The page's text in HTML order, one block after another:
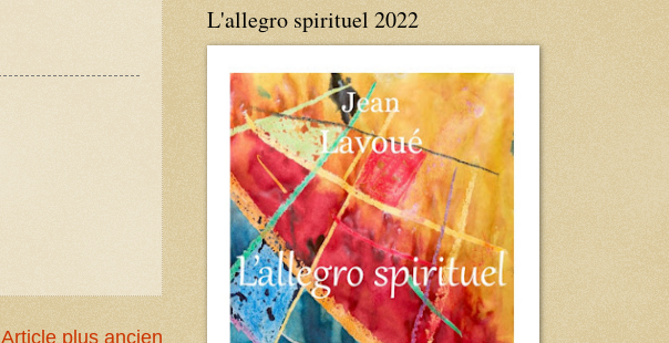
Article plus ancien
L'allegro spirituel 2022